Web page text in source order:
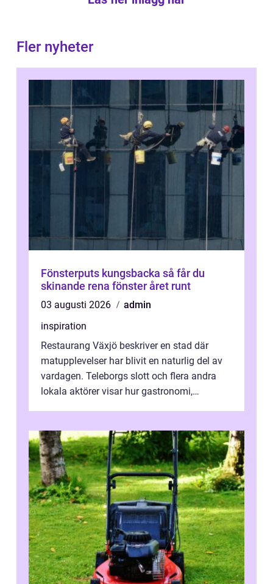
Fler nyheter
Fönsterputs kungsbacka så får du
skinande rena fönster året runt
03 augusti 2026
admin
inspiration
Restaurang Växjö beskriver en stad där
matupplevelser har blivit en naturlig del av
vardagen. Teleborgs slott och flera andra
lokala aktörer visar hur gastronomi,